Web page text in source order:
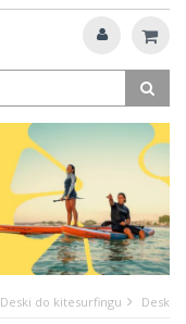
Deski do kitesurfingu Deska